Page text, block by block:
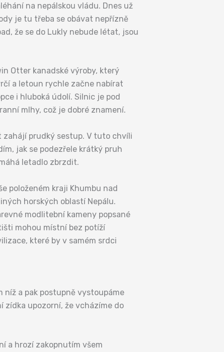
na nepálskou vládu. Dnes už
je tu třeba se obávat nepřízně
že se do Lukly nebude létat, jsou
Otter kanadské výroby, který
a letoun rychle začne nabírat
i hluboká údolí. Silnic je pod
mlhy, což je dobré znamení.
prudký sestup. V tuto chvíli
jak se podezřele krátký pruh
letadlo zbrzdit.
položeném kraji Khumbu nad
horských oblastí Nepálu.
modlitební kameny popsané
mohou místní bez potíží
které by v samém srdci
níž a pak postupně vystoupáme
zídka upozorní, že vcházíme do
a hrozí zakopnutím všem